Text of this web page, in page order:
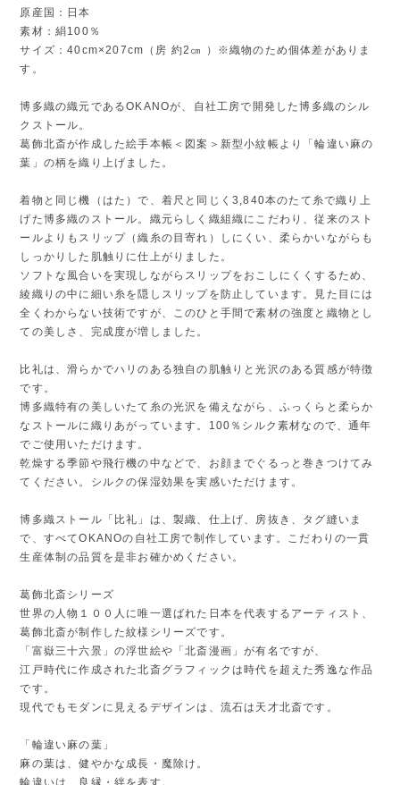
原産国：日本
素材：絹100％
サイズ：40cm×207cm（房 約2㎝ ）※織物のため個体差がありま
す。
博多織の織元であるOKANOが、自社工房で開発した博多織のシル
クストール。
葛飾北斎が作成した絵手本帳＜図案＞新型小紋帳より「輪違い麻の
葉」の柄を織り上げました。
着物と同じ機（はた）で、着尺と同じく3,840本のたて糸で織り上
げた博多織のストール。織元らしく織組織にこだわり、従来のスト
ールよりもスリップ（織糸の目寄れ）しにくい、柔らかいながらも
しっかりした肌触りに仕上がりました。
ソフトな風合いを実現しながらスリップをおこしにくくするため、
綾織りの中に細い糸を隠しスリップを防止しています。見た目には
全くわからない技術ですが、このひと手間で素材の強度と織物とし
ての美しさ、完成度が増しました。
比礼は、滑らかでハリのある独自の肌触りと光沢のある質感が特徴
です。
博多織特有の美しいたて糸の光沢を備えながら、ふっくらと柔らか
なストールに織りあがっています。100％シルク素材なので、通年
でご使用いただけます。
乾燥する季節や飛行機の中などで、お顔までぐるっと巻きつけてみ
てください。シルクの保湿効果を実感いただけます。
博多織ストール「比礼」は、製織、仕上げ、房抜き、タグ縫いま
で、すべてOKANOの自社工房で制作しています。こだわりの一貫
生産体制の品質を是非お確かめください。
葛飾北斎シリーズ
世界の人物１００人に唯一選ばれた日本を代表するアーティスト、
葛飾北斎が制作した紋様シリーズです。
「富嶽三十六景」の浮世絵や「北斎漫画」が有名ですが、
江戸時代に作成された北斎グラフィックは時代を超えた秀逸な作品
です。
現代でもモダンに見えるデザインは、流石は天才北斎です。
「輪違い麻の葉」
麻の葉は、健やかな成長・魔除け。